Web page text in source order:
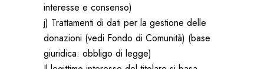
interesse e consenso)
j) Trattamenti di dati per la gestione delle
donazioni (vedi Fondo di Comunità) (base
giuridica: obbligo di legge)